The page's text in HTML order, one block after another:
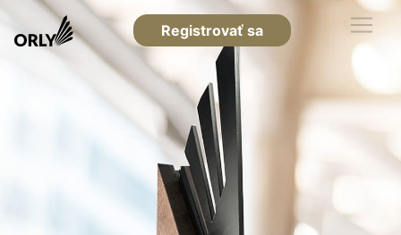
Registrovať sa